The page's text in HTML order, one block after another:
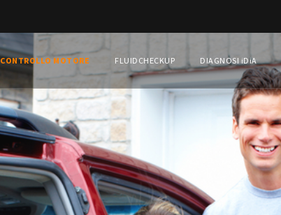
CONTROLLO MOTORE FLUIDCHECKUP DIAGNOSI iDiA